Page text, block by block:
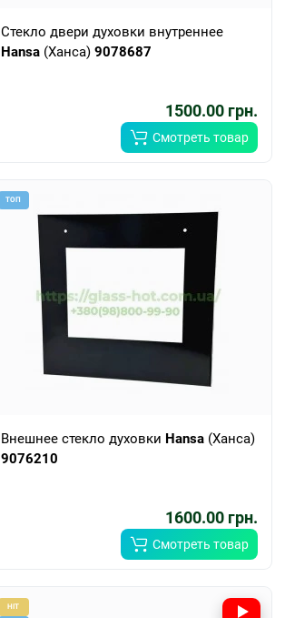
Стекло двери духовки внутреннее
Hansa(Ханса) 9078687
1500.00 грн.
Смотреть товар
ТОП
Внешнее стекло духовки Hansa(Ханса)
9076210
1600.00 грн.
Смотреть товар
HIT